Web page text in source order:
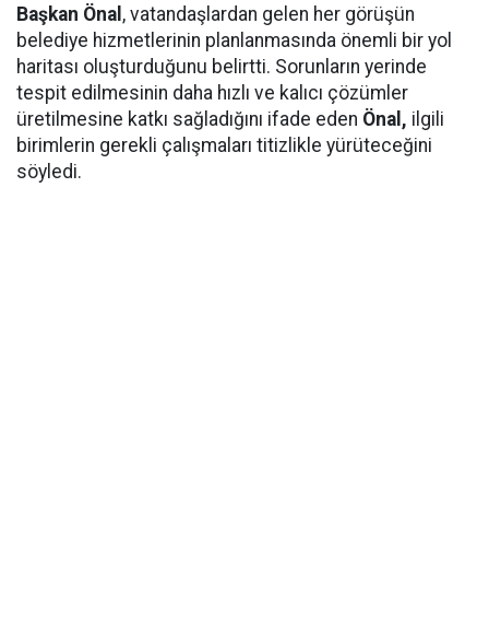
Başkan Önal , vatandaşlardan gelen her görüşün
belediye hizmetlerinin planlanmasında önemli bir yol
haritası oluşturduğunu belirtti. Sorunların yerinde
tespit edilmesinin daha hızlı ve kalıcı çözümler
üretilmesine katkı sağladığını ifade eden Önal, ilgili
birimlerin gerekli çalışmaları titizlikle yürüteceğini
söyledi.